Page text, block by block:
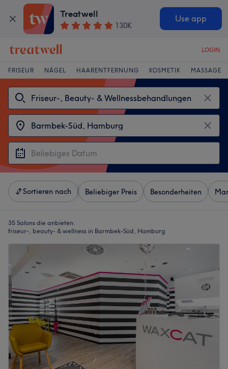
Treatwell
130K
Use app
LOGIN
FRISEUR NÄGEL HAARENTFERNUNG KOSMETIK MASSAGE
Sortieren nach Beliebiger Preis Besonderheiten
35 Salons die anbieten:
friseur-, beauty- & wellness in Barmbek-Süd, Hamburg